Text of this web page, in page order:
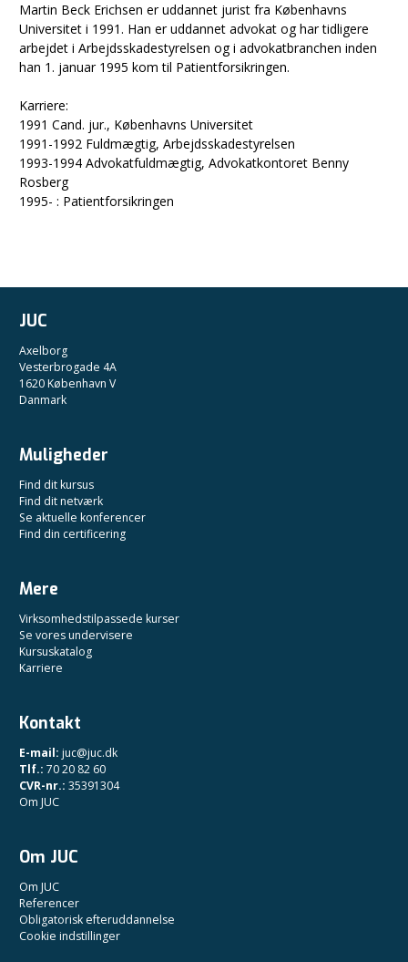
Martin Beck Erichsen er uddannet jurist fra Københavns
Universitet i 1991. Han er uddannet advokat og har tidligere
arbejdet i Arbejdsskadestyrelsen og i advokatbranchen inden
han 1. januar 1995 kom til Patientforsikringen.
Karriere:
1991 Cand. jur., Københavns Universitet
1991-1992 Fuldmægtig, Arbejdsskadestyrelsen
1993-1994 Advokatfuldmægtig, Advokatkontoret Benny
Rosberg
1995- : Patientforsikringen
JUC
Axelborg
Vesterbrogade 4A
1620 København V
Danmark
Muligheder
Find dit kursus
Find dit netværk
Se aktuelle konferencer
Find din certificering
Mere
Virksomhedstilpassede kurser
Se vores undervisere
Kursuskatalog
Karriere
Kontakt
E-mail: juc@juc.dk
Tlf.: 70 20 82 60
CVR-nr.: 35391304
Om JUC
Om JUC
Om JUC
Referencer
Obligatorisk efteruddannelse
Cookie indstillinger